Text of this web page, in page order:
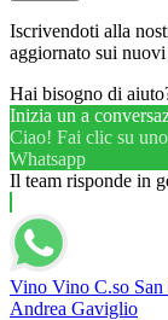
Iscrivendoti alla
aggiornato sui
Hai bisogno di
Inizia un a
Ciao! Fai clic su
Whatsapp
Il team risponde in
Vino Vino C.so San
Andrea Gaviglio